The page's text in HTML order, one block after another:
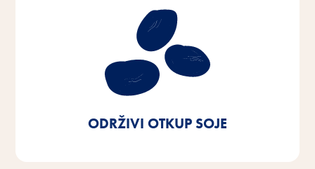
ODRŽIVI OTKUP SOJE
Održivi otkup soje
Naš cilj je nabaviti soju iz europskog podrijetla ili iz
certificiranih izvora. Do 2025. želimo postići 100%
toga - danas smo već na 90%.